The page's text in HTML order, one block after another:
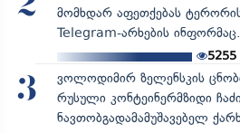
მომხდარ აფეთქებას
Telegram-არხების
5255
3
ვოლოდიმირ ზელენსკის
რუსული კონტეინერმზიდი
ნავთობგადამამუშავებელ